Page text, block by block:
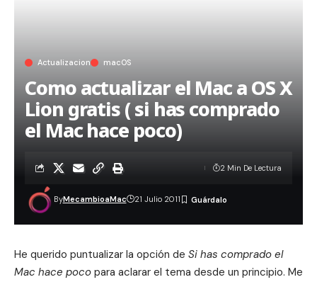
Actualizacion macOS
Como actualizar el Mac a OS X
Lion gratis ( si has comprado
el Mac hace poco)
ByMecambioaMac 21 Julio 2011
2 Min De Lectura
He querido puntualizar la opción de Si has comprado el
Mac hace poco para aclarar el tema desde un principio. Me